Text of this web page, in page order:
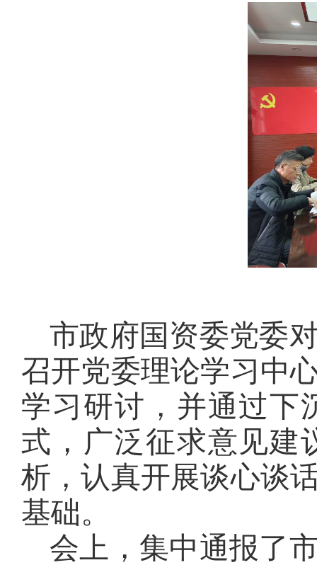
市政府国资委党委
召开党委理论学习中
学习研讨，并通过下
式，广泛征求意见建
析，认真开展谈心谈
基础。
会上，集中通报了